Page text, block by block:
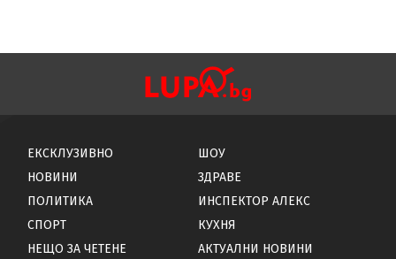
ЕКСКЛУЗИВНО
НОВИНИ
ПОЛИТИКА
СПОРТ
НЕЩО ЗА ЧЕТЕНЕ
ШОУ
ЗДРАВЕ
ИНСПЕКТОР АЛЕКС
КУХНЯ
АКТУАЛНИ НОВИНИ